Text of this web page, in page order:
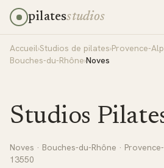
pilatesstudios
Accueil›Studios de pilates›Provence-
Bouches-du-Rhône›Noves
Studios
Noves · Bouches-du-Rhône ·
13550